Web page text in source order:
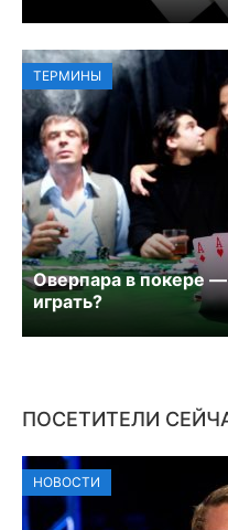
ТЕРМИНЫ
Оверпара в покере —
играть?
ПОСЕТИТЕЛИ
НОВОСТИ